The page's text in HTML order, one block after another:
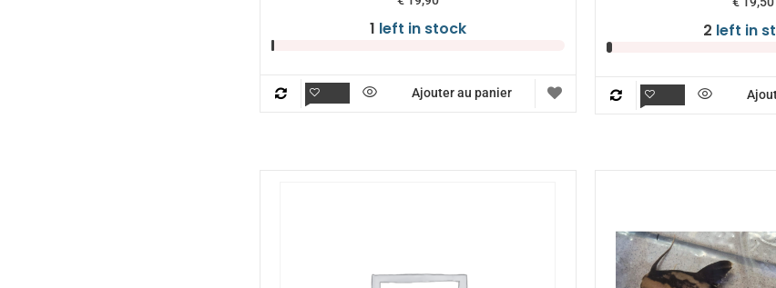
1 left in stock
Ajouter au panier
2 left in